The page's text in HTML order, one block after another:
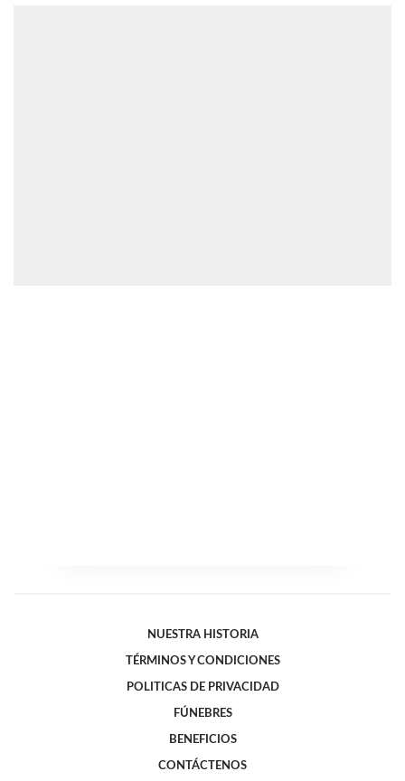
NUESTRA HISTORIA
TÉRMINOS Y CONDICIONES
POLITICAS DE PRIVACIDAD
FÚNEBRES
BENEFICIOS
CONTÁCTENOS